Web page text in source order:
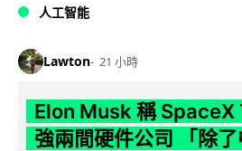
人工智能
Lawton 21 小時
Elon Musk 稱 SpaceX
強兩間硬件公司 「除了